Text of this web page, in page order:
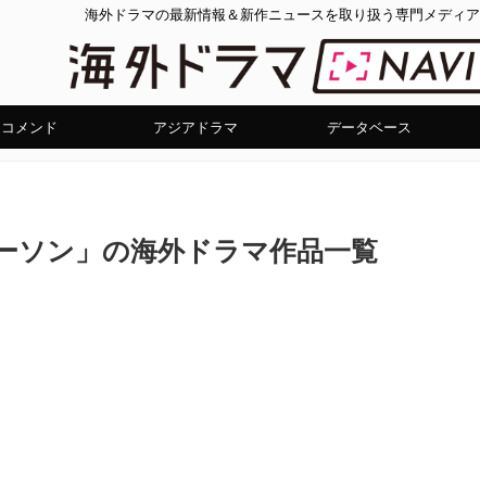
海外ドラマの最新情報＆新作ニュースを取り扱う専門メディア
メンド アジアドラマ データベース
ソン」の海外ドラマ作品一覧